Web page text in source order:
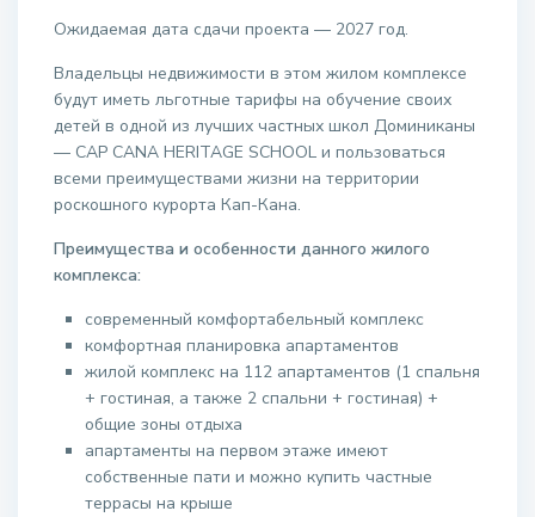
Ожидаемая дата сдачи проекта — 2027 год.
Владельцы недвижимости в этом жилом комплексе
будут иметь льготные тарифы на обучение своих
детей в одной из лучших частных школ Доминиканы
— CAP CANA HERITAGE SCHOOL и пользоваться
всеми преимуществами жизни на территории
роскошного курорта Кап-Кана.
Преимущества и особенности данного жилого
комплекса:
современный комфортабельный комплекс
комфортная планировка апартаментов
жилой комплекс на 112 апартаментов (1 спальня
+ гостиная, а также 2 спальни + гостиная) +
общие зоны отдыха
апартаменты на первом этаже имеют
собственные пати и можно купить частные
террасы на крыше